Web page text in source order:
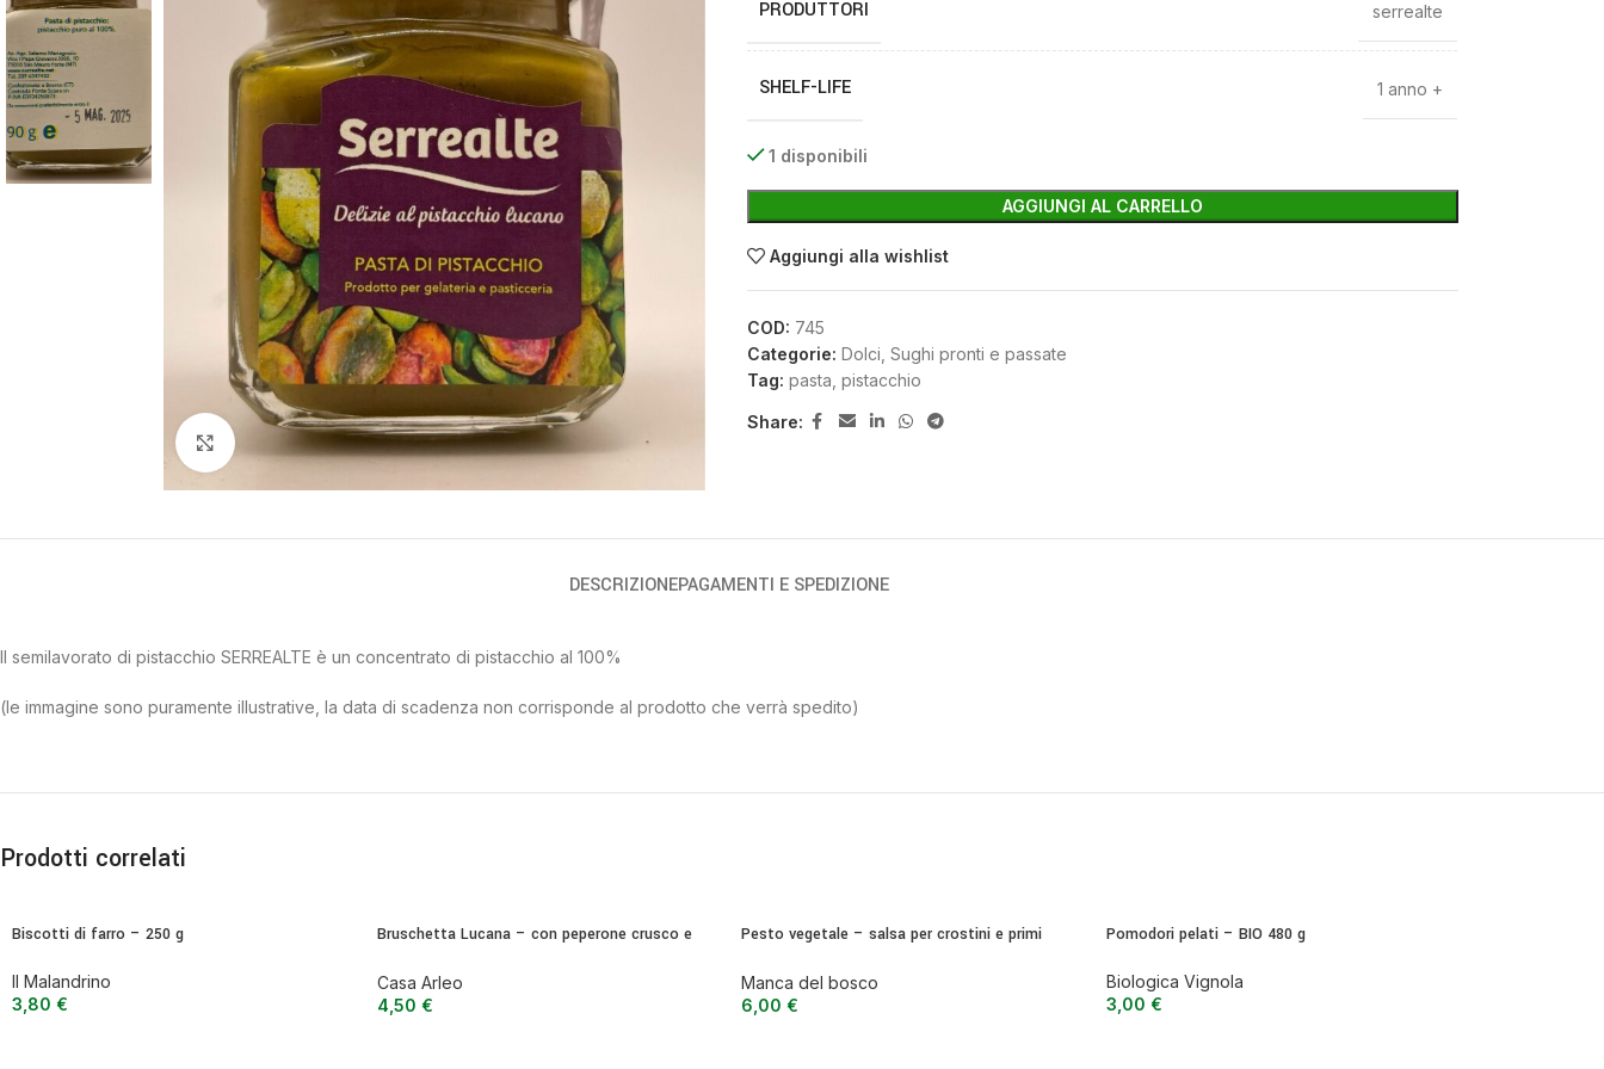
Clicca per ingrandire
PRODUTTORI serrealte
SHELF-LIFE 1 anno +
1 disponibili
AGGIUNGI AL CARRELLO
Aggiungi alla wishlist
COD: 745
Categorie: Dolci Sughi pronti e passate
Tag: pasta pistacchio
Share:
DESCRIZIONEPAGAMENTI E SPEDIZIONE
Il semilavorato di pistacchio SERREALTE è un concentrato di pistacchio al 100%
(le immagine sono puramente illustrative, la data di scadenza non corrisponde al prodotto che verrà spedito)
Prodotti correlati
Biscotti di farro – 250 g
Il Malandrino
3,80 €
Bruschetta Lucana – con peperone crusco e
Casa Arleo
4,50 €
Pesto vegetale – salsa per crostini e primi
Manca del bosco
6,00 €
Pomodori pelati – BIO 480 g
Biologica Vignola
3,00 €